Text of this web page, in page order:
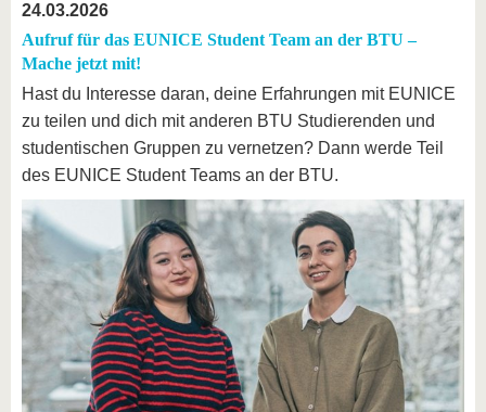
24.03.2026
Aufruf für das EUNICE Student Team an der BTU –
Mache jetzt mit!
Hast du Interesse daran, deine Erfahrungen mit EUNICE
zu teilen und dich mit anderen BTU Studierenden und
studentischen Gruppen zu vernetzen? Dann werde Teil
des EUNICE Student Teams an der BTU.